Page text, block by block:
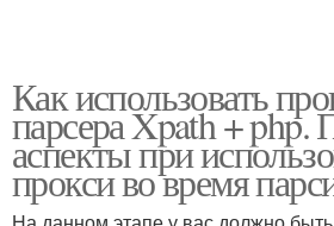
Как использовать
парсера Xpath + php.
аспекты при
прокси во время